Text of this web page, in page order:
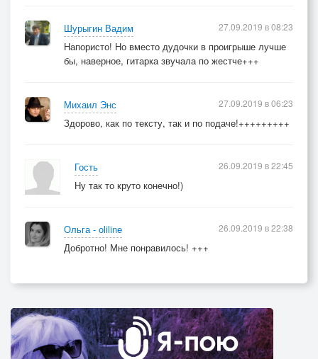
Шурыгин Вадим
Напористо! Но вместо дудочки в проигрыше лучше
бы, наверное, гитарка звучала по жестче+++
27.09.2019 в 08:23
Михаил Энс
Здорово, как по тексту, так и по подаче!+++++++++
27.09.2019 в 06:23
Гость
Ну так то круто конечно!)
26.09.2019 в 22:45
Ольга - oliline
Добротно! Мне понравилось! +++
26.09.2019 в 22:38